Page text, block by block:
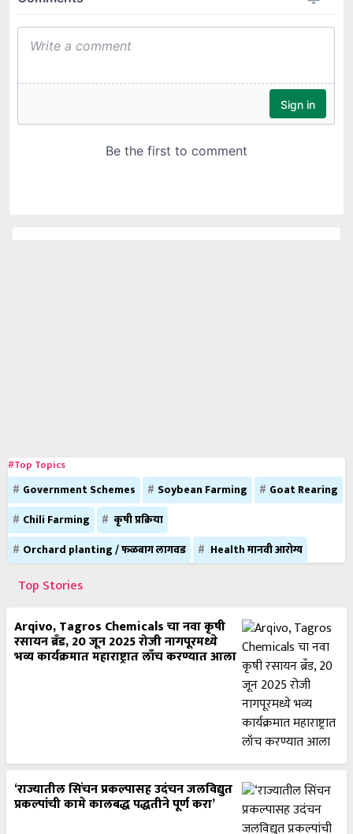
#Top Topics
Government Schemes Soybean Farming
Goat Rearing
Chili Farming
कृषी प्रक्रिया
Orchard planting / फळबाग लागवड
Health मानवी आरोग्य
Top Stories
Arqivo, Tagros Chemicals चा नवा कृषी
रसायन ब्रँड, 20 जून 2025 रोजी नागपूरमध्ये
भव्य कार्यक्रमात महाराष्ट्रात लाँच करण्यात आला
‘राज्यातील सिंचन प्रकल्पासह उदंचन जलविद्युत
प्रकल्पांची कामे कालबद्ध पद्धतीने पूर्ण करा’